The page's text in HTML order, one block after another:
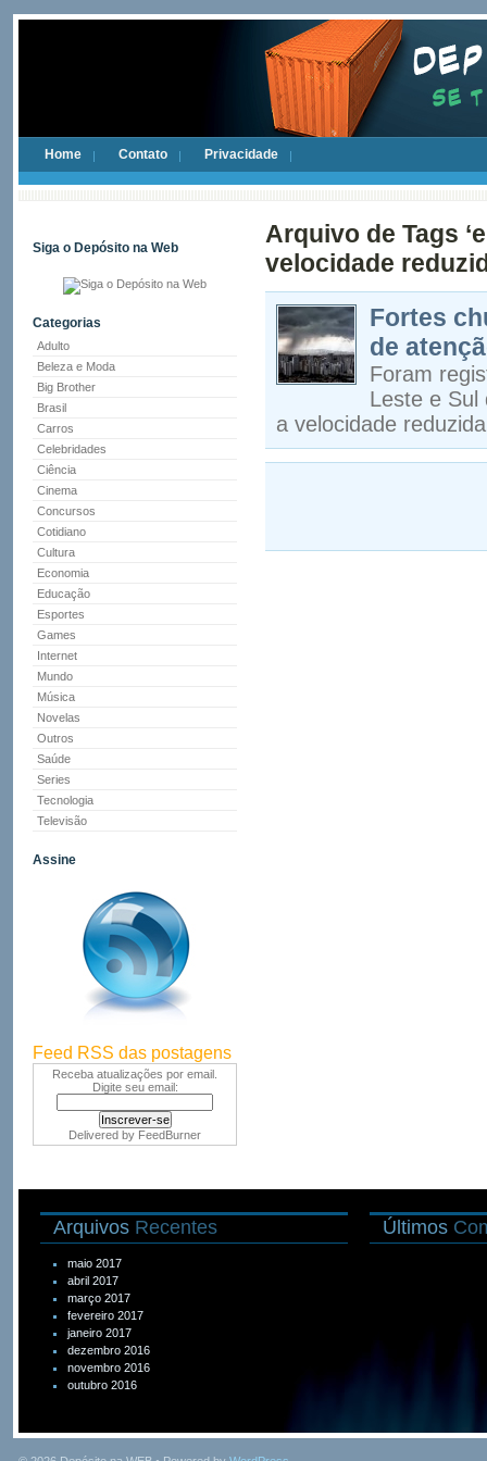
Home Contato Privacidade
Siga o Depósito na Web
Categorias
Adulto
Beleza e Moda
Big Brother
Brasil
Carros
Celebridades
Ciência
Cinema
Concursos
Cotidiano
Cultura
Economia
Educação
Esportes
Games
Internet
Mundo
Música
Novelas
Outros
Saúde
Series
Tecnologia
Televisão
Assine
Feed RSS das postagens
Receba atualizações por email.
Digite seu email:
Delivered by FeedBurner
Arquivo de Tags
velocidade
Fortes
de
Foram
Leste e Sul
a velocidade reduzida
Arquivos Recentes
maio 2017
abril 2017
março 2017
fevereiro 2017
janeiro 2017
dezembro 2016
novembro 2016
outubro 2016
Últimos